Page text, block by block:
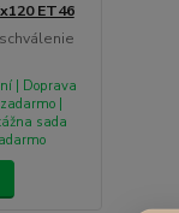
ET46
| Doprava
|
sada